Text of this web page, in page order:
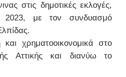
στις δημοτικές εκλογές,
2023, με τον συνδυασμό
χρηματοοικονομικά στο
Αττικής και διανύω το